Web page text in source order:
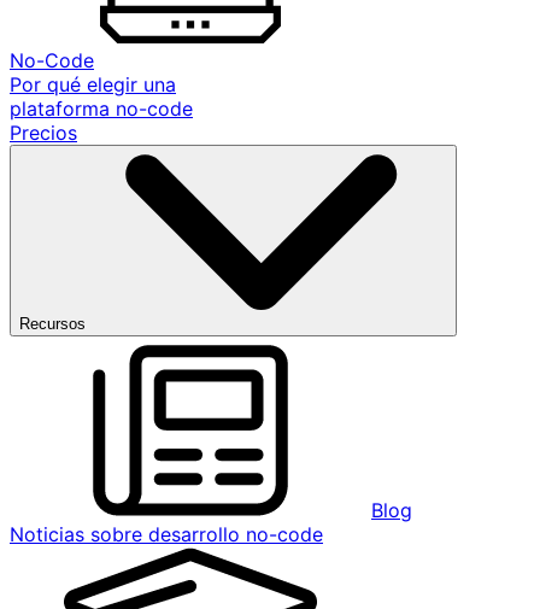
No-Code
Por qué elegir una
plataforma no-code
Precios
Recursos
Blog
Noticias sobre desarrollo no-code